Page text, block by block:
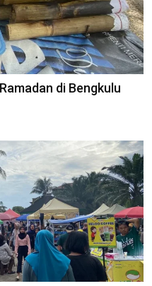
di Bengkulu